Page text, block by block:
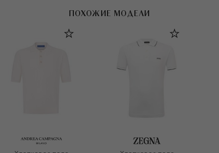
ПОХОЖИЕ МОДЕЛИ